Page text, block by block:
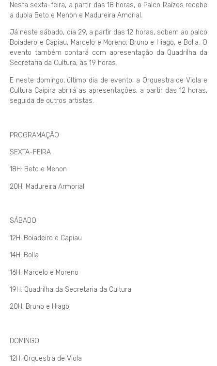
Nesta sexta-feira, a partir das 18 horas, o Palco Raízes recebe
a dupla Beto e Menon e Madureira Amorial.
Já neste sábado, dia 29, a partir das 12 horas, sobem ao palco
Boiadero e Capiau, Marcelo e Moreno, Bruno e Hiago, e Bolla. O
evento também contará com apresentação da Quadrilha da
Secretaria da Cultura, às 19 horas.
E neste domingo, último dia de evento, a Orquestra de Viola e
Cultura Caipira abrirá as apresentações, a partir das 12 horas,
seguida de outros artistas.
PROGRAMAÇÃO
SEXTA-FEIRA
18H: Beto e Menon
20H: Madureira Armorial
SÁBADO
12H: Boiadeiro e Capiau
14H: Bolla
16H: Marcelo e Moreno
19H: Quadrilha da Secretaria da Cultura
20H: Bruno e Hiago
DOMINGO
12H: Orquestra de Viola